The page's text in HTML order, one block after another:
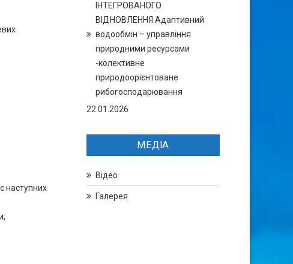
наступних
ІНТЕГРОВАНОГО
ВІДНОВЛЕННЯ Адаптивний
водообмін – управління
природними ресурсами
-колективне
природоорієнтоване
рибогосподарювання
22.01.2026
МЕДІА
Відео
Галерея